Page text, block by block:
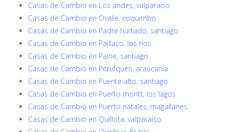
Casas de Cambio en Los andes, valparaíso
Casas de Cambio en Ovalle, coquimbo
Casas de Cambio en Padre hurtado, santiago
Casas de Cambio en Paillaco, los ríos
Casas de Cambio en Paine, santiago
Casas de Cambio en Pitrufquén, araucanía
Casas de Cambio en Puente alto, santiago
Casas de Cambio en Puerto montt, los lagos
Casas de Cambio en Puerto natales, magallanes
Casas de Cambio en Quillota, valparaíso